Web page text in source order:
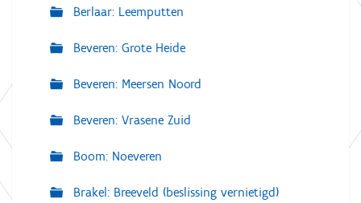
Berlaar: Leemputten
Beveren: Grote Heide
Beveren: Meersen Noord
Beveren: Vrasene Zuid
Boom: Noeveren
Brakel: Breeveld (beslissing vernietigd)